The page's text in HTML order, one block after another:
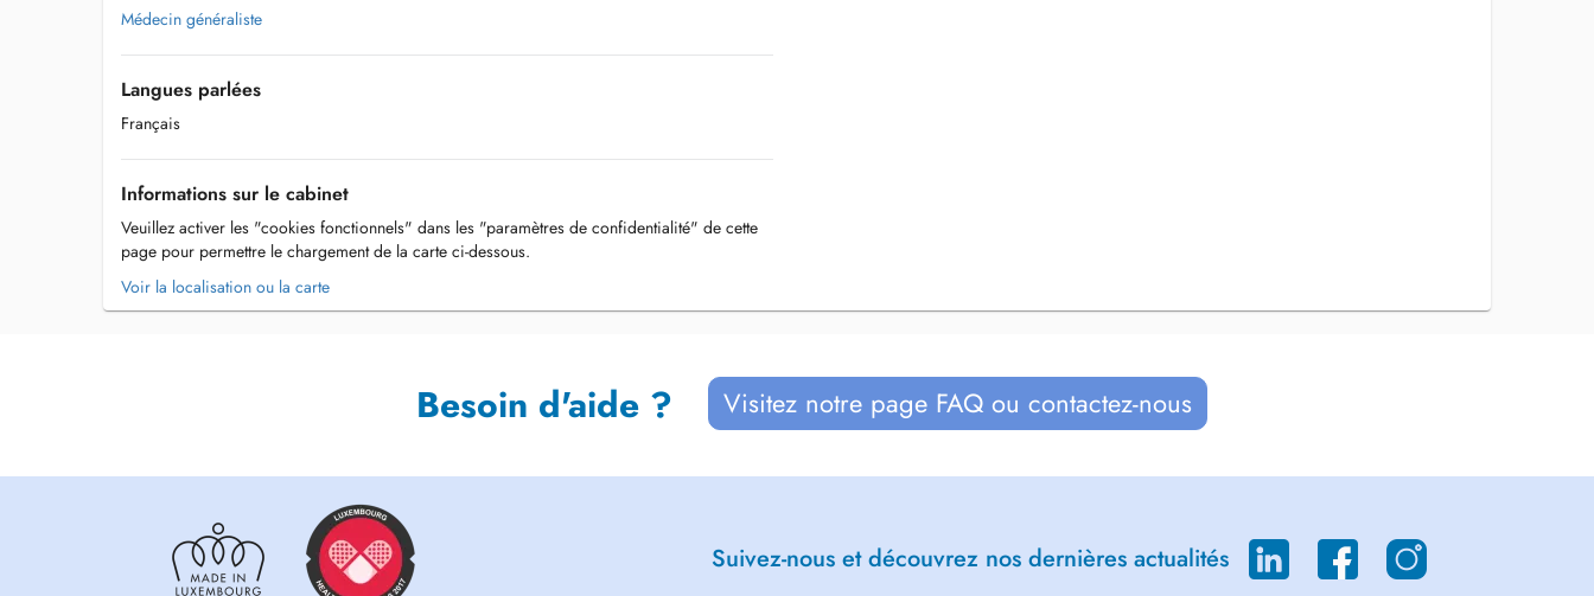
Médecin généraliste
Langues parlées
Français
Informations sur le cabinet
Veuillez activer les "cookies fonctionnels" dans les "paramètres de confidentialité" de cette
page pour permettre le chargement de la carte ci-dessous.
Voir la localisation ou la carte
Besoin d'aide ? Visitez notre page FAQ ou contactez-nous
Suivez-nous et découvrez nos dernières actualités